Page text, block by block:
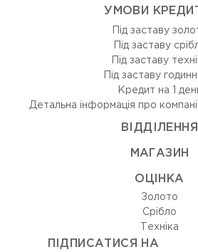
УМОВИ
Під заставу
Під заставу
Під заставу
Під заставу
Кредит на 1
Детальна інформація про
ВIДДIЛЕННЯ
МАГАЗИН
ОЦIНКА
Золото
Срiбло
Технiка
ПІДПИСАТИСЯ НА